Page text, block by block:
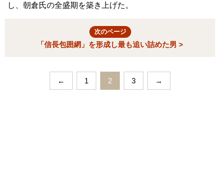
し、朝倉氏の全盛期を築き上げた。
次のページ
「信長包囲網」を形成し最も追い詰めた男 >
← 1 2 3 →